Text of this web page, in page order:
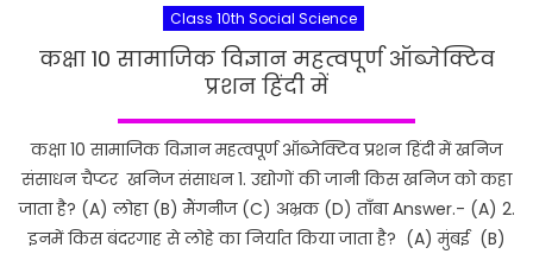
Class 10th Social Science
कक्षा 10 सामाजिक विज्ञान महत्वपूर्ण ऑब्जेक्टिव
प्रशन हिंदी में
कक्षा 10 सामाजिक विज्ञान महत्वपूर्ण ऑब्जेक्टिव प्रशन हिंदी में खनिज
संसाधन चैप्टर खनिज संसाधन 1. उद्योगों की जानी किस खनिज को कहा
जाता है? (A) लोहा (B) मैंगनीज (C) अभ्रक (D) ताँबा Answer.- (A) 2.
इनमें किस बंदरगाह से लोहे का निर्यात किया जाता है? (A) मुंबई (B)